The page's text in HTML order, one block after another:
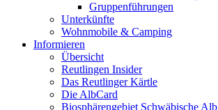
Gruppenführungen
Unterkünfte
Wohnmobile & Camping
Informieren
Übersicht
Reutlingen Insider
Das Reutlinger Kärtle
Die AlbCard
Biosphärengebiet Schwäbische Alb